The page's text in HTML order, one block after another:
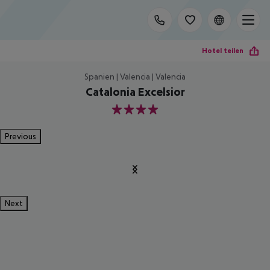
Hotel teilen
Spanien | Valencia | Valencia
Catalonia Excelsior
4
Previous
Next